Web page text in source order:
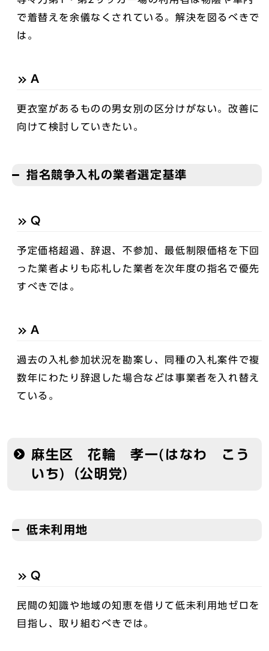
で着替えを余儀なくされている。解決を図るべきで
は。
A
更衣室があるものの男女別の区分けがない。改善に
向けて検討していきたい。
指名競争入札の業者選定基準
Q
予定価格超過、辞退、不参加、最低制限価格を下回
った業者よりも応札した業者を次年度の指名で優先
すべきでは。
A
過去の入札参加状況を勘案し、同種の入札案件で複
数年にわたり辞退した場合などは事業者を入れ替え
ている。
麻生区 花輪 孝一(はなわ こう
いち)（公明党）
低未利用地
Q
民間の知識や地域の知恵を借りて低未利用地ゼロを
目指し、取り組むべきでは。